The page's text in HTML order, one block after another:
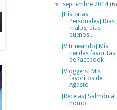
▼ septiembre 2014 (6)
[Historias
Personales] Días
malos, días
buenos...
[Vitrineando] Mis
tiendas favoritas
de Facebook
[Vloggers] Mis
favoritos de
Agosto
[Recetas] Salmón al
horno